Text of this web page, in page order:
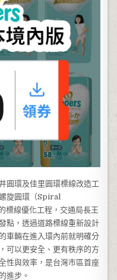
圓環及佳里圓環標線改造工
旋圓環（Spiral
標線優化工程，交通局長王
點，透過道路標線重新設計
車輛在進入環內前就明確分
可以更安全、更有秩序的方
性與效率，是台灣市區首座
進步。